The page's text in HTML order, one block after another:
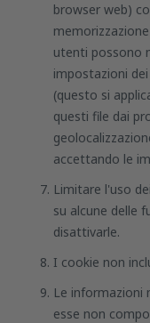
browser web)
utenti possono
impostazioni
(questo si
questi file dai
accettando le
Limitare l'uso
su alcune delle
disattivarle.
I cookie non
Le informazioni
esse non